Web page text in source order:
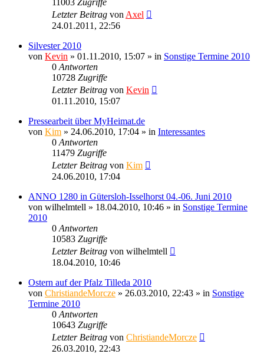
Letzter Beitrag von Axel
24.01.2011, 22:56
Silvester 2010
von Kevin » 01.11.2010, 15:07 » in Sonstige Termine 2010
0 Antworten
10728 Zugriffe
Letzter Beitrag von Kevin
01.11.2010, 15:07
Pressearbeit über MyHeimat.de
von Kim » 24.06.2010, 17:04 » in Interessantes
0 Antworten
11479 Zugriffe
Letzter Beitrag von Kim
24.06.2010, 17:04
ANNO 1280 in Gütersloh-Isselhorst 04.-06. Juni 2010
von wilhelmtell » 18.04.2010, 10:46 » in Sonstige Termine
2010
0 Antworten
10583 Zugriffe
Letzter Beitrag von wilhelmtell
18.04.2010, 10:46
Ostern auf der Pfalz Tilleda 2010
von ChristiandeMorcze » 26.03.2010, 22:43 » in Sonstige
Termine 2010
0 Antworten
10643 Zugriffe
Letzter Beitrag von ChristiandeMorcze
26.03.2010, 22:43